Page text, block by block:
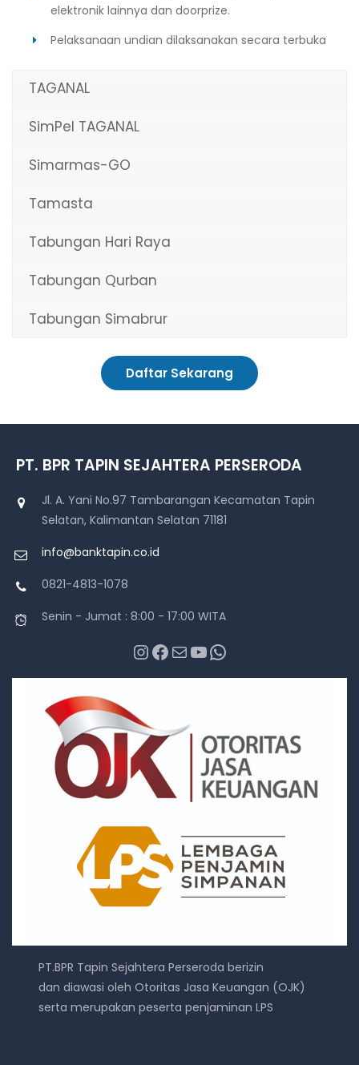
elektronik lainnya dan doorprize.
Pelaksanaan undian dilaksanakan secara terbuka
TAGANAL
SimPel TAGANAL
Simarmas-GO
Tamasta
Tabungan Hari Raya
Tabungan Qurban
Tabungan Simabrur
Daftar Sekarang
PT. BPR TAPIN SEJAHTERA PERSERODA
Jl. A. Yani No.97 Tambarangan Kecamatan Tapin
Selatan, Kalimantan Selatan 71181
info@banktapin.co.id
0821-4813-1078
Senin - Jumat : 8:00 - 17:00 WITA
InstagramFacebook Mail YouTube WhatsApp
PT.BPR Tapin Sejahtera Perseroda berizin
dan diawasi oleh Otoritas Jasa Keuangan (OJK)
serta merupakan peserta penjaminan LPS